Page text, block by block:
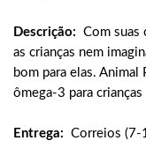
Descrição: Com suas
as crianças nem
bom para elas.
ômega-3 para
Entrega: Correios (7-